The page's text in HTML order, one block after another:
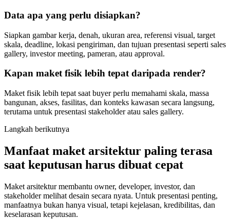
Data apa yang perlu disiapkan?
Siapkan gambar kerja, denah, ukuran area, referensi visual, target
skala, deadline, lokasi pengiriman, dan tujuan presentasi seperti sales
gallery, investor meeting, pameran, atau approval.
Kapan maket fisik lebih tepat daripada render?
Maket fisik lebih tepat saat buyer perlu memahami skala, massa
bangunan, akses, fasilitas, dan konteks kawasan secara langsung,
terutama untuk presentasi stakeholder atau sales gallery.
Langkah berikutnya
Manfaat maket arsitektur paling terasa
saat keputusan harus dibuat cepat
Maket arsitektur membantu owner, developer, investor, dan
stakeholder melihat desain secara nyata. Untuk presentasi penting,
manfaatnya bukan hanya visual, tetapi kejelasan, kredibilitas, dan
keselarasan keputusan.